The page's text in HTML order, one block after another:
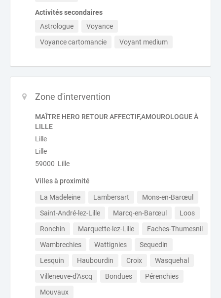
Activités secondaires
Astrologue
Voyance
Voyance cartomancie
Voyant medium
Zone d'intervention
MAÎTRE HERO RETOUR AFFECTIF,AMOUROLOGUE À
LILLE
Lille
Lille
59000 Lille
Villes à proximité
La Madeleine Lambersart
Mons-en-Barœul
Saint-André-lez-Lille
Marcq-en-Barœul
Loos
Ronchin
Marquette-lez-Lille
Faches-Thumesnil
Wambrechies
Wattignies
Sequedin
Lesquin
Haubourdin Croix
Wasquehal
Villeneuve-d'Ascq
Bondues
Pérenchies
Mouvaux